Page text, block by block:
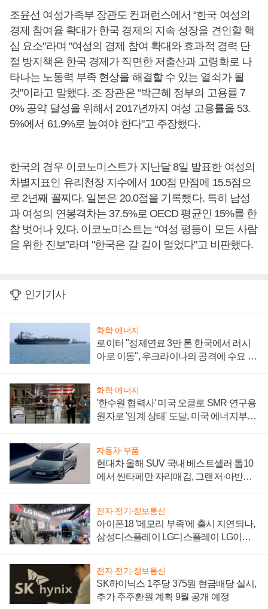
조윤선 여성가족부 장관도 컨퍼런스에서 “한국 여성의
경제 참여율 확대가 한국 경제의 지속 성장을 견인할 핵
심 요소"라며 "여성의 경제 참여 확대와 효과적 경력 단
절 방지책은 한국 경제가 직면한 저출산과 고령화로 나
타나는 노동력 부족 현상을 해결할 수 있는 열쇠가 될
것"이라고 말했다. 조 장관은 “박근혜 정부의 고용률 7
0% 공약 달성을 위해서 2017년까지 여성 고용률을 53.
5%에서 61.9%로 높여야 한다"고 주장했다.
한국의 경우 이코노미스트가 지난달 8일 발표한 여성의
차별지표인 유리천장 지수에서 100점 만점에 15.5점으
로 2년째 꼴찌다. 일본은 20.0점을 기록했다. 특히 남성
과 여성의 연봉격차는 37.5%로 OECD 평균인 15%를 한
참 벗어나 있다. 이코노미스트는 “여성 평등이 모든 사람
을 위한 진보”라며 "한국은 갈 길이 멀었다"고 비판했다.
인기기사
화학·에너지
로이터 "정제연료 3만 톤 한국에서 러시
아로 이동", 우크라이나의 공격에 수요 늘
화학·에너지
'한수원 협력사' 미국 오클로 SMR 연구용
원자로 '임계 상태' 도달, 미국 에너지부
자동차·부품
현대차 올해 SUV 국내 베스트셀러 톱10
에서 싼타페만 자리매김, 그랜저·아반떼
전자·전기·정보통신
아이폰18 '메모리 부족'에 출시 지연되나,
삼성디스플레이 LG디스플레이 LG이노
전자·전기·정보통신
SK하이닉스 1주당 375원 현금배당 실시,
추가 주주환원 계획 9월 공개 예정